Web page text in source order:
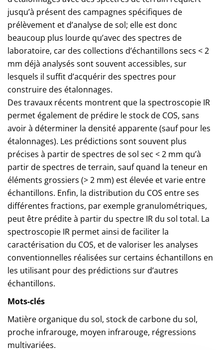
jusqu’à présent des campagnes spécifiques de
prélèvement et d’analyse de sol; elle est donc
beaucoup plus lourde qu’avec des spectres de
laboratoire, car des collections d’échantillons secs < 2
mm déjà analysés sont souvent accessibles, sur
lesquels il suffit d’acquérir des spectres pour
construire des étalonnages.
Des travaux récents montrent que la spectroscopie IR
permet également de prédire le stock de COS, sans
avoir à déterminer la densité apparente (sauf pour les
étalonnages). Les prédictions sont souvent plus
précises à partir de spectres de sol sec < 2 mm qu’à
partir de spectres de terrain, sauf quand la teneur en
éléments grossiers (> 2 mm) est élevée et varie entre
échantillons. Enfin, la distribution du COS entre ses
différentes fractions, par exemple granulométriques,
peut être prédite à partir du spectre IR du sol total. La
spectroscopie IR permet ainsi de faciliter la
caractérisation du COS, et de valoriser les analyses
conventionnelles réalisées sur certains échantillons en
les utilisant pour des prédictions sur d’autres
échantillons.
Mots-clés
Matière organique du sol, stock de carbone du sol,
proche infrarouge, moyen infrarouge, régressions
multivariées.